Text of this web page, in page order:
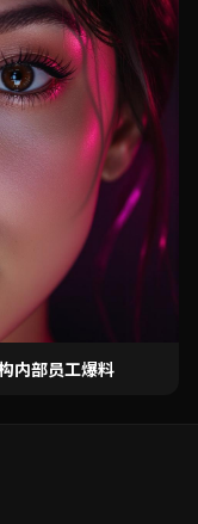
内部员工爆料